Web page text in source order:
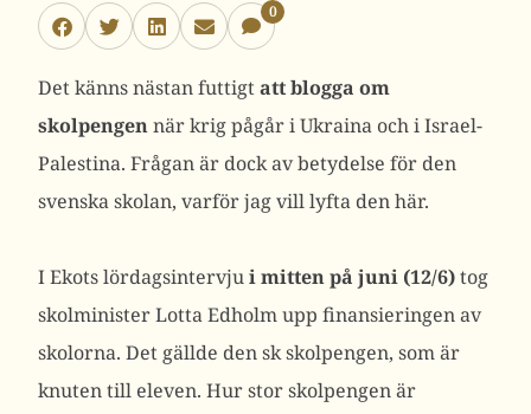
0
Det känns nästan futtigtatt blogga om
skolpengennär krig pågår i Ukraina och i Israel-
Palestina. Frågan är dock av betydelse för den
svenska skolan, varför jag vill lyfta den här.
I Ekots lördagsintervjui mitten på juni (12/6)tog
skolminister Lotta Edholm upp finansieringen av
skolorna. Det gällde den sk skolpengen, som är
knuten till eleven. Hur stor skolpengen är